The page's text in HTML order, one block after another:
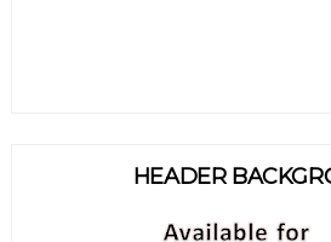
HEADER